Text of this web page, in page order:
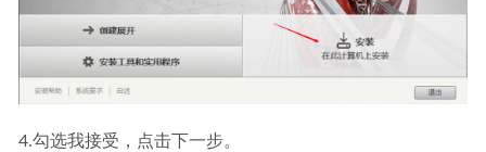
4.勾选我接受，点击下一步。